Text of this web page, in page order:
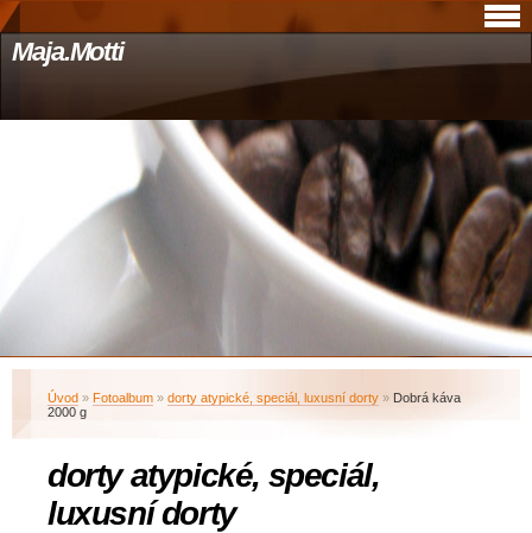
Maja.Motti
Úvod » Fotoalbum » dorty atypické, speciál, luxusní dorty » Dobrá káva
2000 g
dorty atypické, speciál,
luxusní dorty